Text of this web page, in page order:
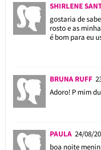
SHIRLENE
gostaria de
rosto e as
é bom para eu
BRUNA RUFF
Adoro! P mim
PAULA 24/08/
boa noite